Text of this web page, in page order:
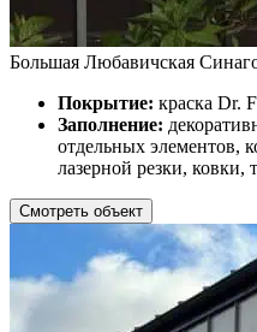
Большая Любавичская
Покрытие: краска Dr.
Заполнение:
отдельных элементов,
лазерной резки, ковки,
Смотреть объект